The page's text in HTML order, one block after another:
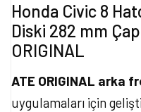
Honda Civic 8
Diski 282 mm
ORIGINAL
ATE ORIGINAL arka
uygulamaları için